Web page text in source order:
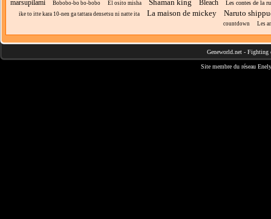
marsupilami
Bobobo-bo bo-bobo El osito misha Shaman king Bleach Les contes de la
ike to itte kara 10-nen ga tattara densetsu ni natte ita La maison de mickey Naruto
countdown Les
Geneworld.net - Fighting
Site membre du réseau